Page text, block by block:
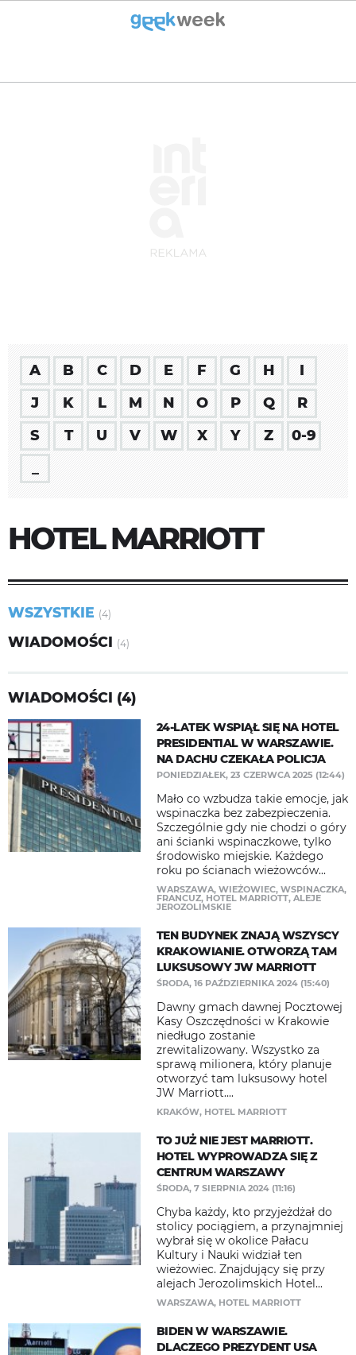
A B C D E F G H
I
J
K L M N O P Q
R
S
T U V W X Y Z
0-9
HOTEL MARRIOTT
WSZYSTKIE (4)
WIADOMOŚCI (4)
WIADOMOŚCI (4)
24-LATEK WSPIĄŁ SIĘ NA HOTEL
PRESIDENTIAL W WARSZAWIE.
NA DACHU CZEKAŁA POLICJA
PONIEDZIAŁEK, 23 CZERWCA 2025 (12:44)
Mało co wzbudza takie emocje, jak
wspinaczka bez zabezpieczenia.
Szczególnie gdy nie chodzi o góry
ani ścianki wspinaczkowe, tylko
środowisko miejskie. Każdego
roku po ścianach wieżowców...
WARSZAWA, WIEŻOWIEC, WSPINACZKA,
FRANCUZ, HOTEL MARRIOTT, ALEJE
JEROZOLIMSKIE
TEN BUDYNEK ZNAJĄ WSZYSCY
KRAKOWIANIE. OTWORZĄ TAM
LUKSUSOWY JW MARRIOTT
ŚRODA, 16 PAŹDZIERNIKA 2024 (15:40)
Dawny gmach dawnej Pocztowej
Kasy Oszczędności w Krakowie
niedługo zostanie
zrewitalizowany. Wszystko za
sprawą milionera, który planuje
otworzyć tam luksusowy hotel
JW Marriott....
KRAKÓW, HOTEL MARRIOTT
TO JUŻ NIE JEST MARRIOTT.
HOTEL WYPROWADZA SIĘ Z
CENTRUM WARSZAWY
ŚRODA, 7 SIERPNIA 2024 (11:16)
Chyba każdy, kto przyjeżdżał do
stolicy pociągiem, a przynajmniej
wybrał się w okolice Pałacu
Kultury i Nauki widział ten
wieżowiec. Znajdujący się przy
alejach Jerozolimskich Hotel...
WARSZAWA, HOTEL MARRIOTT
BIDEN W WARSZAWIE.
DLACZEGO PREZYDENT USA